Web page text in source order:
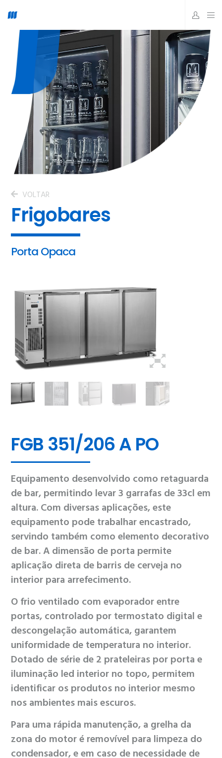
VOLTAR
Frigobares
Porta Opaca
FGB 351/206 A PO
Equipamento desenvolvido como retaguarda
de bar, permitindo levar 3 garrafas de 33cl em
altura. Com diversas aplicações, este
equipamento pode trabalhar encastrado,
servindo também como elemento decorativo
de bar. A dimensão de porta permite
aplicação direta de barris de cerveja no
interior para arrefecimento.
O frio ventilado com evaporador entre
portas, controlado por termostato digital e
descongelação automática, garantem
uniformidade de temperatura no interior.
Dotado de série de 2 prateleiras por porta e
iluminação led interior no topo, permitem
identificar os produtos no interior mesmo
nos ambientes mais escuros.
Para uma rápida manutenção, a grelha da
zona do motor é removível para limpeza do
condensador, e em caso de necessidade de